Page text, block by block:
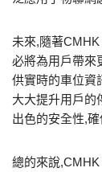
未來,隨著
必將為用戶帶來
供實時的車位資
大大提升用戶的
出色的安全性,
總的來說